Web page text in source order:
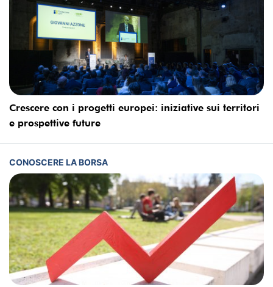
Crescere con i progetti europei: iniziative sui territori
e prospettive future
CONOSCERE LA BORSA